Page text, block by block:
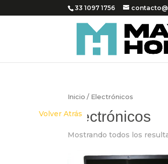
33 1097 1756
Inicio / Electrónicos
Electrónicos
Mostrando todos los
Volver Atrás